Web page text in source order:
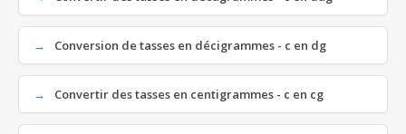
Conversion de tasses en décigrammes - c en dg
Convertir des tasses en centigrammes - c en cg